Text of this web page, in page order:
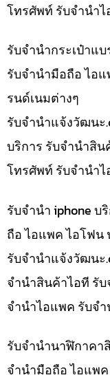
โทรศัพท์ รับจำนำ
รับจำนำกระเป๋าแ
รับจำนำมือถือ ไอ
รนด์เนมต่างๆ
รับจํานําแจ้งวัฒนะ
บริการ รับจำนำสิ
โทรศัพท์ รับจำนำ
รับจำนำ iphone บ
ถือ ไอแพค ไอโฟน
รับจํานําแจ้งวัฒนะ
จำนำสินค้าไอที รั
จำนำไอแพค รับจำ
รับจำนำนาฬิกาคา
จำนำมือถือ ไอแพ